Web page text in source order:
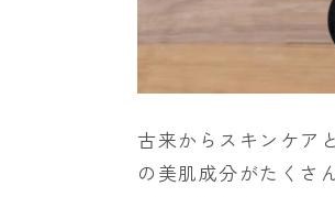
古来からスキンケア
の美肌成分がたくさ